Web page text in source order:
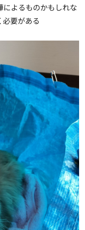
によるものかもしれな
必要がある